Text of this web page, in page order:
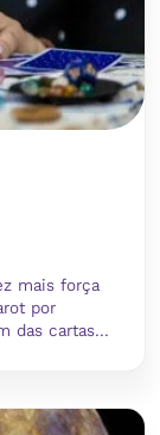
mais força
por
das cartas...